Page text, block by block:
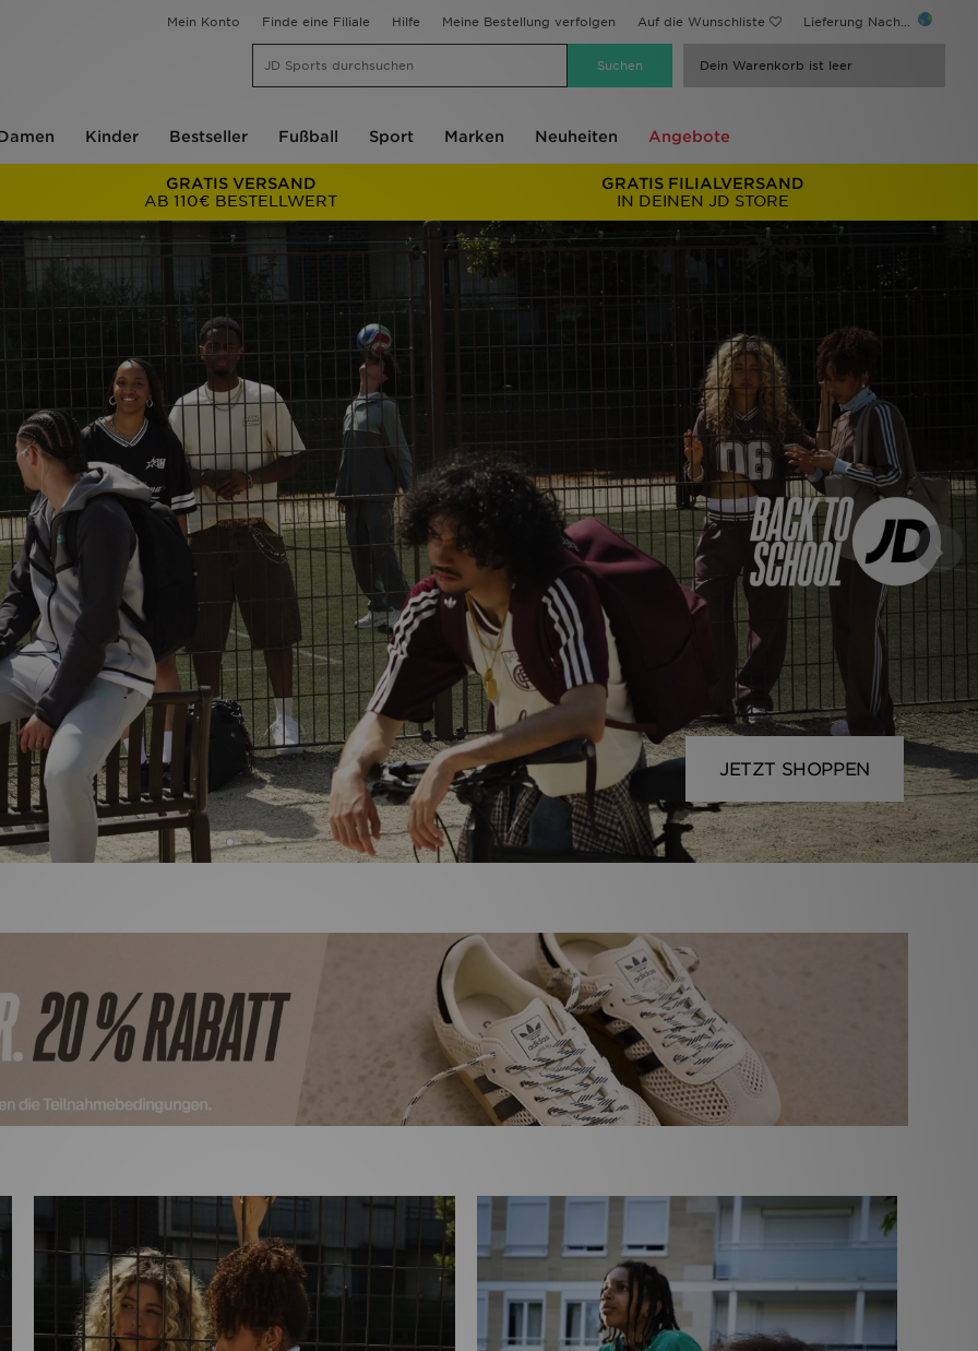
Mein Konto Finde eine Filiale Hilfe Meine Bestellung verfolgen Auf die Wunschliste Lieferung Nach...
Dein Warenkorb ist leer
Kinder Bestseller Fußball Sport Marken Neuheiten Angebote
GRATIS VERSAND
AB 110€ BESTELLWERT
GRATIS FILIALVERSAND
IN DEINEN JD STORE
JETZT SHOPPEN
›